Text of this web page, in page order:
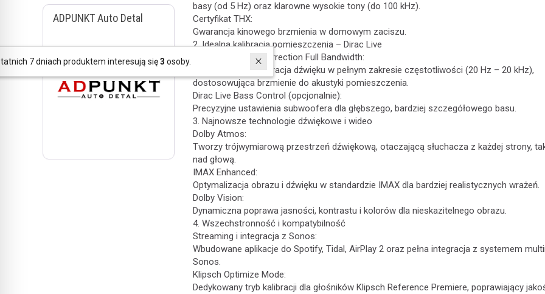
basy (od 5 Hz) oraz klarowne wysokie tony (do 100 kHz).
Certyfikat THX:
Gwarancja kinowego brzmienia w domowym zaciszu.
2. Idealna kalibracja pomieszczenia – Dirac Live
Dirac Live Room Correction Full Bandwidth:
Automatyczna kalibracja dźwięku w pełnym zakresie częstotliwości (20 Hz – 20 kHz),
dostosowująca brzmienie do akustyki pomieszczenia.
Dirac Live Bass Control (opcjonalnie):
Precyzyjne ustawienia subwoofera dla głębszego, bardziej szczegółowego basu.
3. Najnowsze technologie dźwiękowe i wideo
Dolby Atmos:
Tworzy trójwymiarową przestrzeń dźwiękową, otaczającą słuchacza z każdej strony,
nad głową.
IMAX Enhanced:
Optymalizacja obrazu i dźwięku w standardzie IMAX dla bardziej realistycznych wrażeń.
Dolby Vision:
Dynamiczna poprawa jasności, kontrastu i kolorów dla nieskazitelnego obrazu.
4. Wszechstronność i kompatybilność
Streaming i integracja z Sonos:
Wbudowane aplikacje do Spotify, Tidal, AirPlay 2 oraz pełna integracja z systemem
Sonos.
Klipsch Optimize Mode:
Dedykowany tryb kalibracji dla głośników Klipsch Reference Premiere, poprawiający
W ostatnich 7 dniach produktem interesują się3osoby.
ADPUNKT Auto Detal